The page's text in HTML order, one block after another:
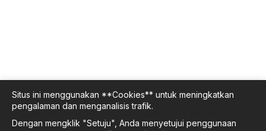
Situs ini menggunakan **Cookies** untuk meningkatkan
pengalaman dan menganalisis trafik.
Dengan mengklik "Setuju", Anda menyetujui penggunaan